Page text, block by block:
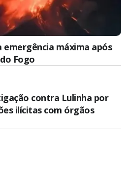
máxima após
Fogo
contra Lulinha por
ilícitas com órgãos